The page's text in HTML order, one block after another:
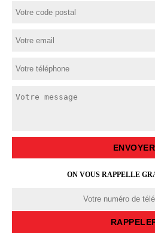
ON VOUS RAPPELLE